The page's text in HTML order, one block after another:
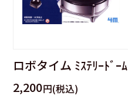
ロボタイム ﾐｽﾃﾘｰﾄﾞｰﾑ
2,200円(税込)